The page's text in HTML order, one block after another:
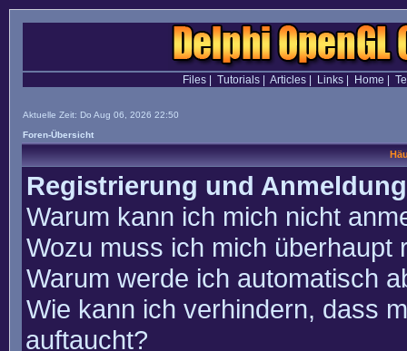
Files| Tutorials| Articles| Links| Home
Aktuelle Zeit: Do Aug 06, 2026 22:50
Foren-Übersicht
Registrierung und Anmeldung
Warum kann ich mich nicht
Wozu muss ich mich überhaupt
Warum werde ich automatisch
Wie kann ich verhindern, dass
auftaucht?